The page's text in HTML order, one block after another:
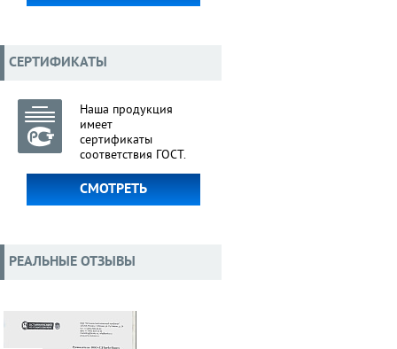
СЕРТИФИКАТЫ
Наша продукция
имеет
сертификаты
соответствия ГОСТ.
СМОТРЕТЬ
РЕАЛЬНЫЕ ОТЗЫВЫ